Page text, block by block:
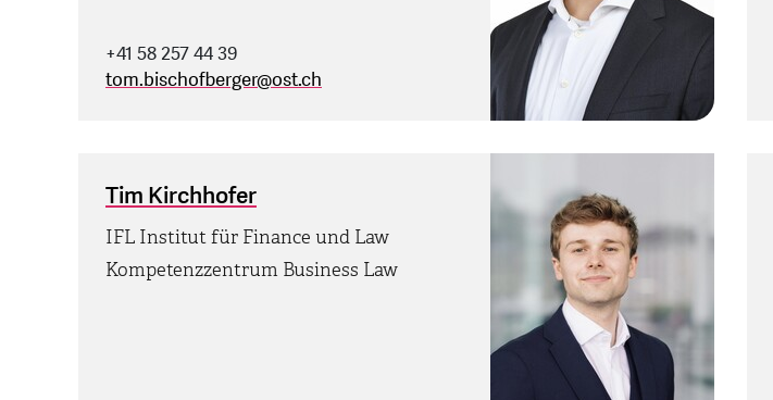
+41 58 257 44 39
tom.bischofberger@ost.ch
Tim Kirchhofer
IFL Institut für Finance und Law
Kompetenzzentrum Business Law